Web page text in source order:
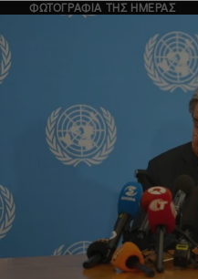
ΦΩΤΟΓΡΑΦΙΑ ΤΗΣ ΗΜΕΡΑΣ